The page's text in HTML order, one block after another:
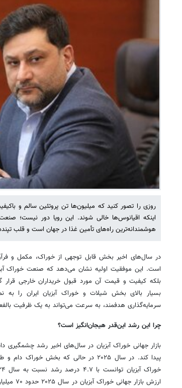
روزی را تصور کنید که میلیون‌ها تن پروتئین سالم و
اینکه اقیانوس‌ها خالی شوند. این رویا دور نیست؛
هوشمندانه‌ترین راه‌های تأمین غذا در جهان است و قلب
در سال‌های اخیر بخش قابل توجهی از خوراک، مکمل‌ و
است. این موفقیت اولیه نشان می‌دهد که صنعت خوراک
بلکه کیفیت و قیمت آن مورد قبول خریداران خارجی قرار
بسیار بالای بخش شیلات و خوراک آبزیان ایران را
سرمایه‌گذاری هدفمند، به سرعت می‌تواند به یک ظرفیت
چرا این رشد این‌قدر هیجان‌انگیز است؟
بازار جهانی خوراک آبزیان در سال‌های اخیر رشد
پیدا کند. در سال ۲۰۲۵ در حالی که بخش